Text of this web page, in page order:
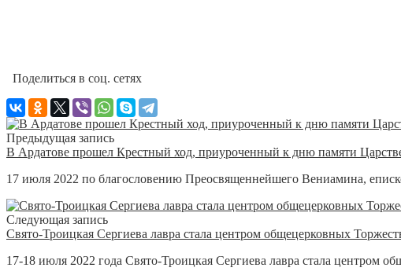
Поделиться в соц. сетях
Предыдущая запись
В Ардатове прошел Крестный ход, приуроченный к дню памяти
17 июля 2022 по благословению Преосвященнейшего Вениамина,
Следующая запись
Свято-Троицкая Сергиева лавра стала центром общецерковных
17-18 июля 2022 года Свято-Троицкая Сергиева лавра стала центром